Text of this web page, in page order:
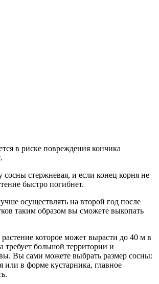
в риске повреждения кончика
сосны стержневая, и если конец корня не
быстро погибнет.
осуществлять на второй год после
таким образом вы сможете выкопать
которое может вырасти до 40 м в
требует большой территории и
Вы сами можете выбрать размер сосны:
или в форме кустарника, главное